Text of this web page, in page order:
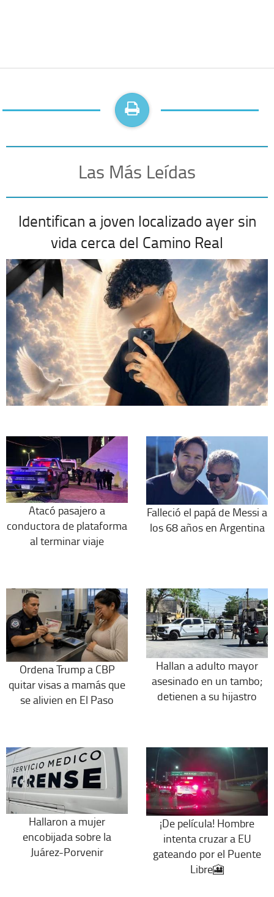
Las Más Leídas
Identifican a joven localizado ayer sin
vida cerca del Camino Real
Atacó pasajero a
conductora de plataforma
al terminar viaje
Falleció el papá de Messi a
los 68 años en Argentina
Ordena Trump a CBP
quitar visas a mamás que
se alivien en El Paso
Hallan a adulto mayor
asesinado en un tambo;
detienen a su hijastro
Hallaron a mujer
encobijada sobre la
Juárez-Porvenir
¡De película! Hombre
intenta cruzar a EU
gateando por el Puente
Libre🎦